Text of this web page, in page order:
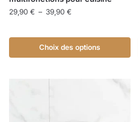
29,90 € – 39,90 €
Choix des options